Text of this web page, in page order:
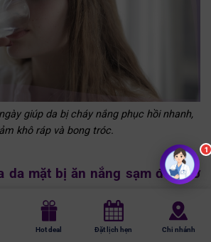
giúp da bị cháy nắng phục hồi nhanh,
khô ráp và bong tróc.
da mặt bị ăn nắng sạm đen trở
phục hồi và sáng trở lại, bạn cần chủ
để không bị cháy nắng và sạm đen lần
Hot deal Đặt lịch hẹn Chi nhánh